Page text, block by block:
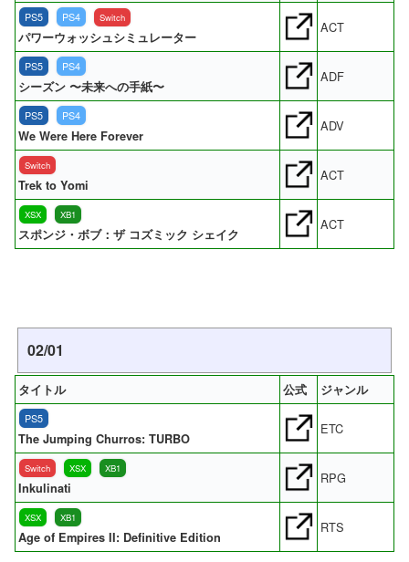
PS5 PS4 Switch
パワーウォッシュシミュレーター
ACT
PS5 PS4
シーズン 〜未来への手紙〜
ADF
PS5 PS4
We Were Here Forever
ADV
Switch
Trek to Yomi
ACT
XSX XB1
スポンジ・ボブ：ザ コズミック シェイク
ACT
02/01
タイトル 公式 ジャンル
PS5
The Jumping Churros: TURBO
ETC
Switch XSX XB1
Inkulinati
RPG
XSX XB1
Age of Empires II: Definitive Edition
RTS